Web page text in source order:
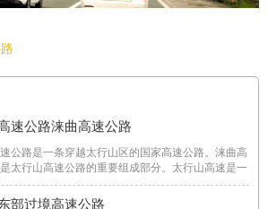
速公路涞曲高速公路
公路是一条穿越太行山区的国家高速公路。涞曲高
太行山高速公路的重要组成部分。太行山高速是一
、致富路、旅游路、发展路”，对于疏解北京非首都
沿线矿产和旅游资源、带动群众脱贫致富具有重要
部过境高速公路